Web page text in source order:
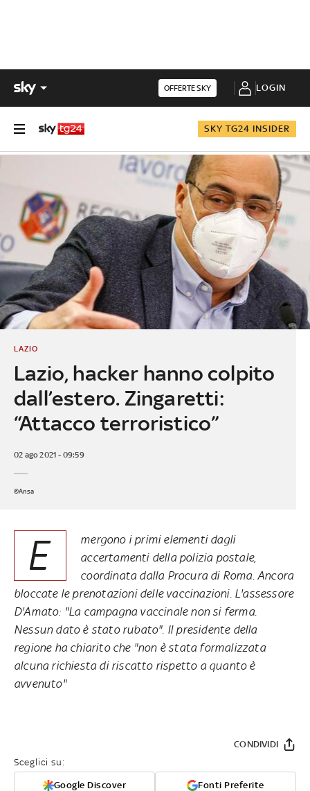
OFFERTE SKY LOGIN
SKY TG24 INSIDER
Lazio, hacker hanno colpito
dall’estero. Zingaretti:
“Attacco terroristico”
LAZIO
02 ago 2021 - 09:59
©Ansa
E
mergono i primi elementi dagli
accertamenti della polizia postale,
coordinata dalla Procura di Roma. Ancora
bloccate le prenotazioni delle vaccinazioni. L'assessore
D'Amato: "La campagna vaccinale non si ferma.
Nessun dato è stato rubato". Il presidente della
regione ha chiarito che "non è stata formalizzata
alcuna richiesta di riscatto rispetto a quanto è
avvenuto"
Sceglici su:
Google Discover Fonti Preferite
CONDIVIDI